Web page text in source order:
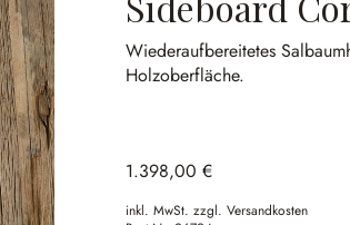
Wiederaufbereitetes
Holzoberfläche.
1.398,00 €
inkl. MwSt. zzgl. Versandkosten